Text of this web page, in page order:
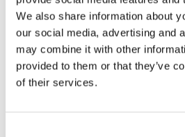
We also share information about
our social media, advertising and
may combine it with other
provided to them or that they’ve
of their services.